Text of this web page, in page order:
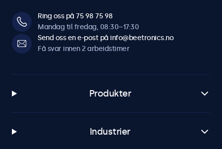
Ring oss på 75 98 75 98
Mandag til fredag, 08:30–17:30
Send oss en e-post på info@beetronics.no
Få svar innen 2 arbeidstimer
Produkter
Industrier